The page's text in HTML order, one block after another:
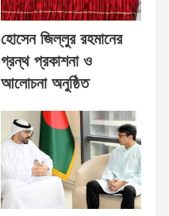
হোসেন জিল্লুর রহমানের
গ্রন্থ প্রকাশনা ও
আলোচনা অনুষ্ঠিত